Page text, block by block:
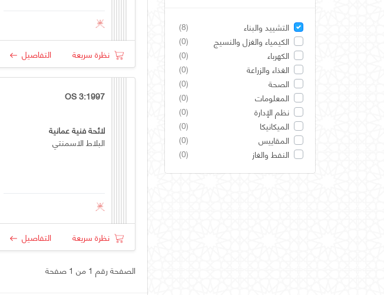
التشييد والبناء
(8)
الكيمياء والغزل والنسيج
(0)
الكهرباء
(0)
الغذاء والزراعة
(0)
الصحة
(0)
المعلومات
(0)
نظم الإدارة
(0)
الميكانيكا
(0)
المقاييس
(0)
النفط والغاز
(0)
نظرة سريعة التفاصيل
OS 3:1997
لائحة فنية عمانية
البلاط الاسمنتي
نظرة سريعة التفاصيل
الصفحة رقم 1 من 1 صفحة